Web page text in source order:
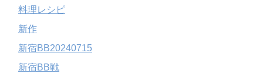
料理レシピ
新作
新宿BB20240715
新宿BB戦